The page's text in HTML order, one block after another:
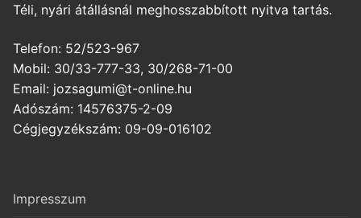
Téli, nyári átállásnál meghosszabbított nyitva tartás.
Telefon: 52/523-967
Mobil: 30/33-777-33, 30/268-71-00
Email: jozsagumi@t-online.hu
Adószám: 14576375-2-09
Cégjegyzékszám: 09-09-016102
Impresszum